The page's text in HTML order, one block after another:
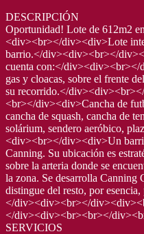
DESCRIPCIÓN
Oportunidad! Lote de 612m2
<div><br></div><div>Lote
barrio.</div><div><br></
cuenta con:</div><div><br></
gas y cloacas, sobre el frente
su recorrido.</
<br></div><div>Cancha de
cancha de squash, cancha de
solárium, sendero aeróbico,
<div><br></div><div>Un
Canning. Su ubicación es
sobre la arteria donde se
la zona. Se desarrolla Canning
distingue del resto, por
</div><div><br></
</div><div><br><br></
SERVICIOS